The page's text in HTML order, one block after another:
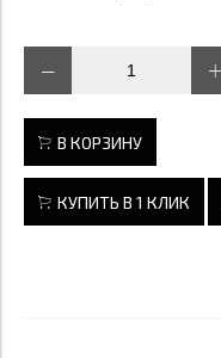
В КОРЗИНУ
КУПИТЬ В 1 КЛИК